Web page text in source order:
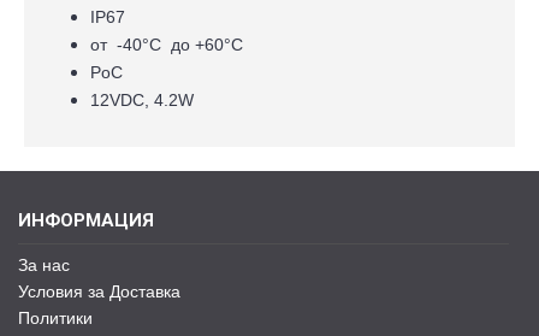
IP67
oт -40°С до +60°С
PoC
12VDC, 4.2W
ИНФОРМАЦИЯ
За нас
Условия за Доставка
Политики